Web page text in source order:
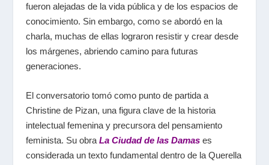
fueron alejadas de la vida pública y de los espacios de
conocimiento. Sin embargo, como se abordó en la
charla, muchas de ellas lograron resistir y crear desde
los márgenes, abriendo camino para futuras
generaciones.
El conversatorio tomó como punto de partida a
Christine de Pizan, una figura clave de la historia
intelectual femenina y precursora del pensamiento
feminista. Su obra La Ciudad de las Damases
considerada un texto fundamental dentro de la Querella